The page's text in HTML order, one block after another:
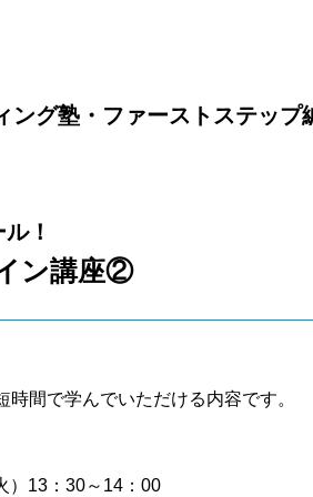
ング塾・ファーストステップ
！
ン講座②
時間で学んでいただける内容です。
）13：30～14：00